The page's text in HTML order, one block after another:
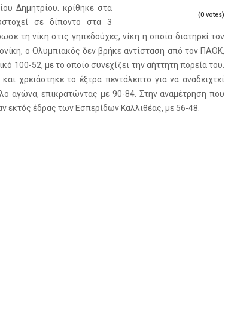
(0 votes)
Δημητρίου. κρίθηκε στα
σε δίποντο στα 3
τη νίκη στις γηπεδούχες, νίκη η οποία διατηρεί τον
ο Ολυμπιακός δεν βρήκε αντίσταση από τον ΠΑΟΚ,
100-52, με το οποίο συνεχίζει την αήττητη πορεία του.
χρειάστηκε το έξτρα πεντάλεπτο για να αναδειχτεί
αγώνα, επικρατώντας με 90-84. Στην αναμέτρηση που
εκτός έδρας των Εσπερίδων Καλλιθέας, με 56-48.